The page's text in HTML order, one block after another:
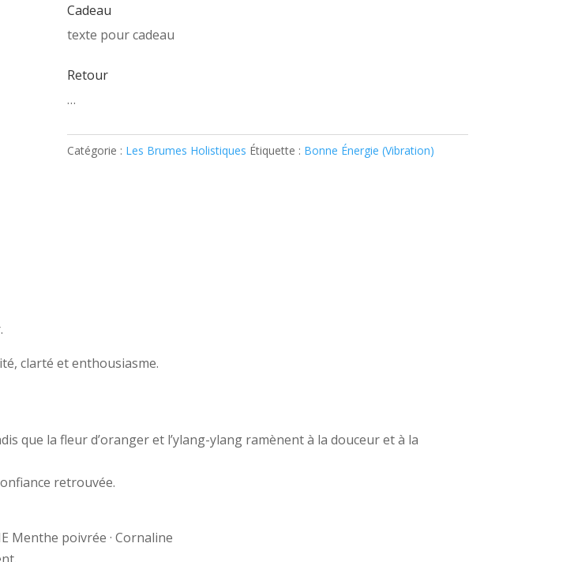
(Vibration)
Cadeau
texte pour cadeau
Retour
…
Catégorie : Les Brumes Holistiques Étiquette : Bonne Énergie (Vibration)
clarté et enthousiasme.
que la fleur d’oranger et l’ylang-ylang ramènent à la douceur et à la
retrouvée.
Menthe poivrée · Cornaline